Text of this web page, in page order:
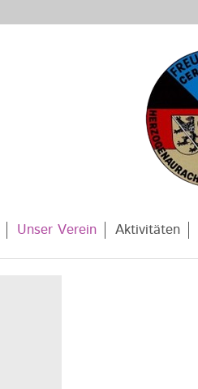
Unser Verein Aktivitäten